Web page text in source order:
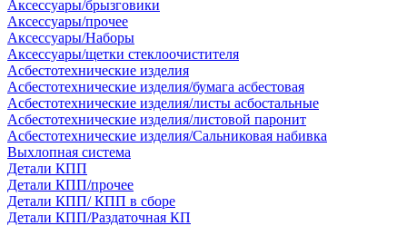
Аксессуары/брызговики
Аксессуары/прочее
Аксессуары/Наборы
Аксессуары/щетки стеклоочистителя
Асбестотехнические изделия
Асбестотехнические изделия/бумага асбестовая
Асбестотехнические изделия/листы асбостальные
Асбестотехнические изделия/листовой паронит
Асбестотехнические изделия/Сальниковая набивка
Выхлопная система
Детали КПП
Детали КПП/прочее
Детали КПП/ КПП в сборе
Детали КПП/Раздаточная КП